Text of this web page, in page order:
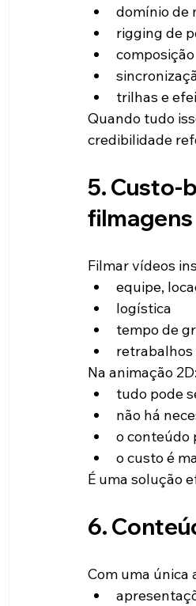
domínio de
rigging de
composição
trilhas e
Quando tudo
credibilidade
5. Custo-
filmagens
Filmar vídeos
equipe,
logística
tempo de
retrabalhos
Na animação 2D:
tudo pode
não há
o conteúdo
o custo é
É uma solução
6.
Com uma única